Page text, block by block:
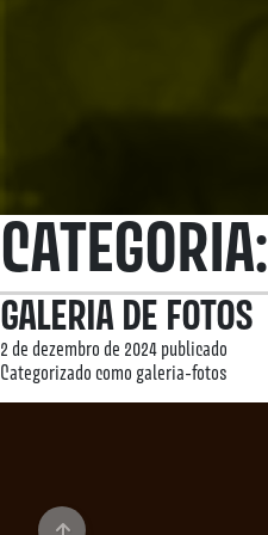
CATEGORIA:
GALERIA DE FOTOS
2 de dezembro de 2024publicado
Categorizado como galeria-fotos